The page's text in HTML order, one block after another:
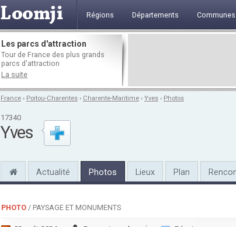
Régions Départements Communes
Les parcs d'attraction
Tour de France des plus grands
parcs d'attraction
La suite
France › Poitou-Charentes › Charente-Maritime › Yves › Photos
17340
Yves
Actualité Photos Lieux Plan
PHOTO / PAYSAGE ET MONUMENTS